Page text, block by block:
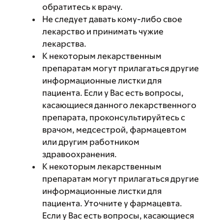
обратитесь к врачу.
Не следует давать кому-либо свое
лекарство и принимать чужие
лекарства.
К некоторым лекарственным
препаратам могут прилагаться другие
информационные листки для
пациента. Если у Вас есть вопросы,
касающиеся данного лекарственного
препарата, проконсультируйтесь с
врачом, медсестрой, фармацевтом
или другим работником
здравоохранения.
К некоторым лекарственным
препаратам могут прилагаться другие
информационные листки для
пациента. Уточните у фармацевта.
Если у Вас есть вопросы, касающиеся